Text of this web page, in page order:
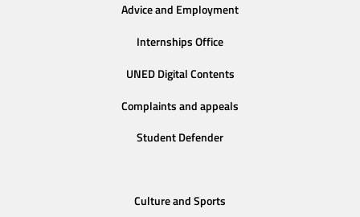
Advice and Employment
Internships Office
UNED Digital Contents
Complaints and appeals
Student Defender
Culture and Sports